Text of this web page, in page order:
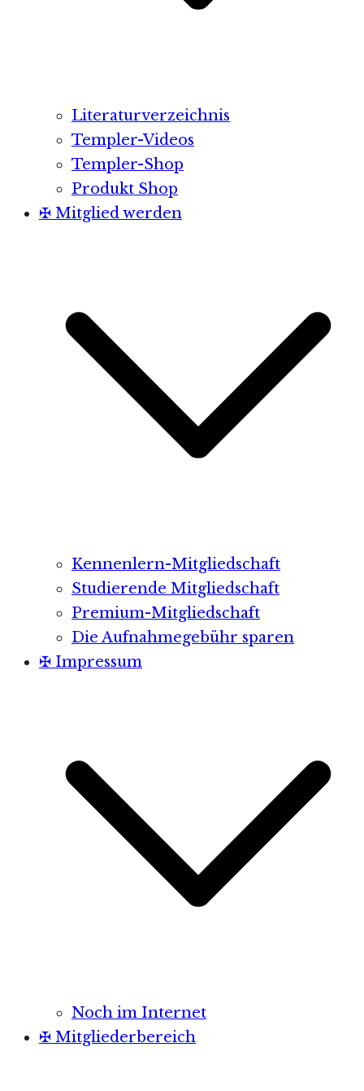
Literaturverzeichnis
Templer-Videos
Templer-Shop
Produkt Shop
✠ Mitglied werden
Kennenlern-Mitgliedschaft
Studierende Mitgliedschaft
Premium-Mitgliedschaft
Die Aufnahmegebühr sparen
✠ Impressum
Noch im Internet
✠ Mitgliederbereich